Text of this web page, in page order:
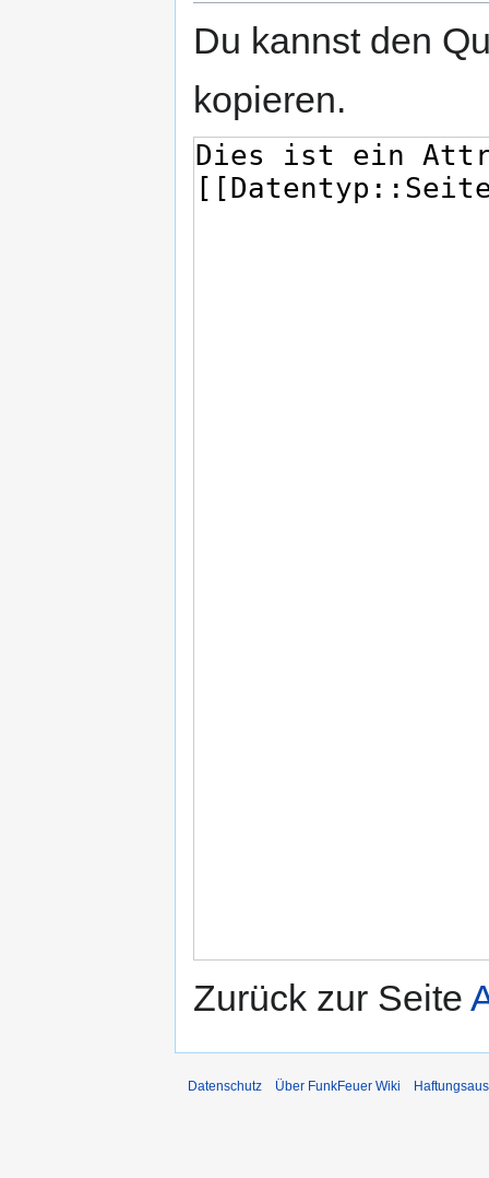
Du kannst den
kopieren.
Zurück zur Seite
Datenschutz Über FunkFeuer Wiki